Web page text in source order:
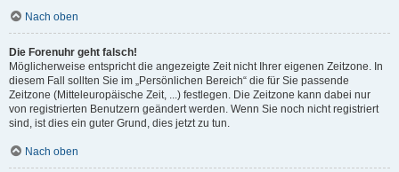
Nach oben
Die Forenuhr geht falsch!
Möglicherweise entspricht die angezeigte Zeit nicht Ihrer eigenen Zeitzone. In
diesem Fall sollten Sie im „Persönlichen Bereich“ die für Sie passende
Zeitzone (Mitteleuropäische Zeit, ...) festlegen. Die Zeitzone kann dabei nur
von registrierten Benutzern geändert werden. Wenn Sie noch nicht registriert
sind, ist dies ein guter Grund, dies jetzt zu tun.
Nach oben